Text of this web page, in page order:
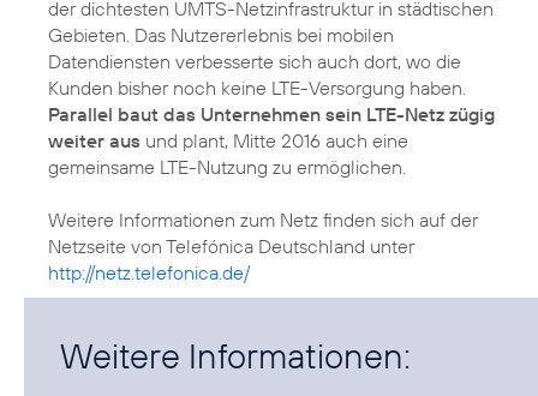
der dichtesten UMTS-Netzinfrastruktur in städtischen
Gebieten. Das Nutzererlebnis bei mobilen
Datendiensten verbesserte sich auch dort, wo die
Kunden bisher noch keine LTE-Versorgung haben.
Parallel baut das Unternehmen sein LTE-Netz zügig
weiter aus und plant, Mitte 2016 auch eine
gemeinsame LTE-Nutzung zu ermöglichen.
Weitere Informationen zum Netz finden sich auf der
Netzseite von Telefónica Deutschland unter
http://netz.telefonica.de/
Weitere Informationen: